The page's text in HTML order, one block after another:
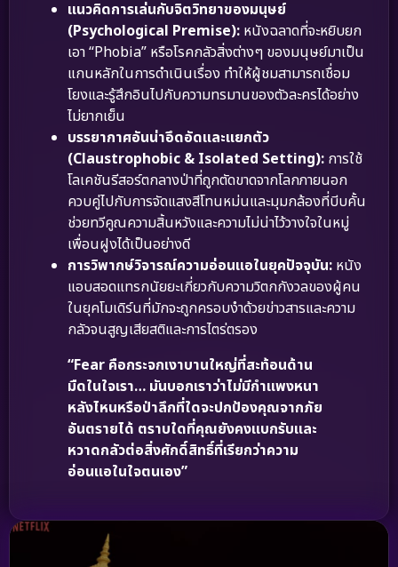
แนวคิดการเล่นกับจิตวิทยาของมนุษย์
(Psychological Premise): หนังฉลาดที่จะหยิบยก
เอา “Phobia” หรือโรคกลัวสิ่งต่างๆ ของมนุษย์มาเป็น
แกนหลักในการดำเนินเรื่อง ทำให้ผู้ชมสามารถเชื่อม
โยงและรู้สึกอินไปกับความทรมานของตัวละครได้อย่าง
ไม่ยากเย็น
บรรยากาศอันน่าอึดอัดและแยกตัว
(Claustrophobic & Isolated Setting): การใช้
โลเคชันรีสอร์ตกลางป่าที่ถูกตัดขาดจากโลกภายนอก
ควบคู่ไปกับการจัดแสงสีโทนหม่นและมุมกล้องที่บีบคั้น
ช่วยทวีคูณความสิ้นหวังและความไม่น่าไว้วางใจในหมู่
เพื่อนฝูงได้เป็นอย่างดี
การวิพากษ์วิจารณ์ความอ่อนแอในยุคปัจจุบัน: หนัง
แอบสอดแทรกนัยยะเกี่ยวกับความวิตกกังวลของผู้คน
ในยุคโมเดิร์นที่มักจะถูกครอบงำด้วยข่าวสารและความ
กลัวจนสูญเสียสติและการไตร่ตรอง
“Fear คือกระจกเงาบานใหญ่ที่สะท้อนด้าน
มืดในใจเรา… มันบอกเราว่าไม่มีกำแพงหนา
หลังไหนหรือป่าลึกที่ใดจะปกป้องคุณจากภัย
อันตรายได้ ตราบใดที่คุณยังคงแบกรับและ
หวาดกลัวต่อสิ่งศักดิ์สิทธิ์ที่เรียกว่าความ
อ่อนแอในใจตนเอง”